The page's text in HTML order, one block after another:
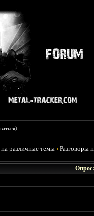
)
на различные темы ›Разговоры
Опрос: